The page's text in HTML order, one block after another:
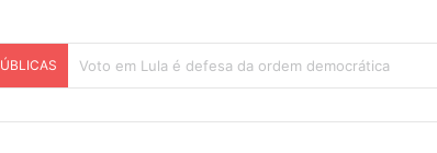
Nota de solidariedade ao povo venezuelano